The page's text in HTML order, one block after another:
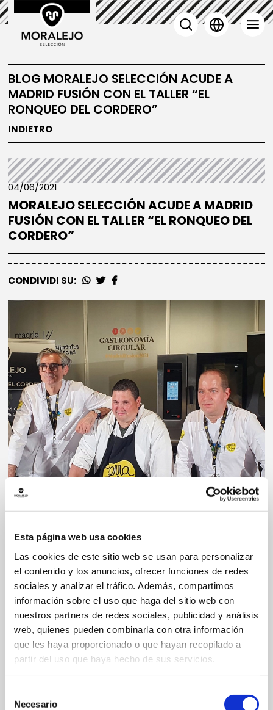
Esta página web usa cookies
Las cookies de este sitio web se usan para personalizar
el contenido y los anuncios, ofrecer funciones de redes
sociales y analizar el tráfico. Además, compartimos
información sobre el uso que haga del sitio web con
nuestros partners de redes sociales, publicidad y análisis
web, quienes pueden combinarla con otra información
que les haya proporcionado o que hayan recopilado a
partir del uso que haya hecho de sus servicios.
Necesario
BLOG MORALEJO SELECCIÓN ACUDE A
MADRID FUSIÓN CON EL TALLER “EL
RONQUEO DEL CORDERO”
INDIETRO
04/06/2021
MORALEJO SELECCIÓN ACUDE A MADRID
FUSIÓN CON EL TALLER “EL RONQUEO DEL
CORDERO”
CONDIVIDI SU:
COMMENTI
SCRIVI UN NUOVO COMMENTO